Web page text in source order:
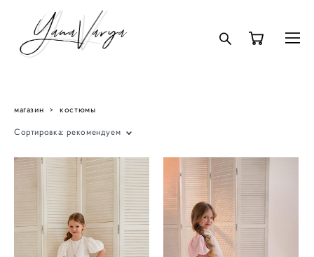
магазин > костюмы
Сортировка: рекомендуем